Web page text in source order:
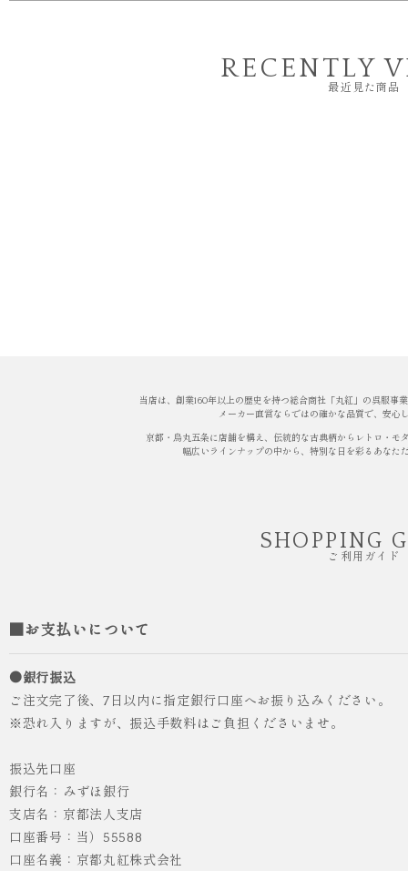
RECENTLY
最近見た商品
当店は、創業160年以上の歴史を持つ総合商社「丸紅」の呉服事
メーカー直営ならではの確かな品質で、安心
京都・烏丸五条に店舗を構え、伝統的な古典柄からレトロ・モ
幅広いラインナップの中から、特別な日を彩るあなた
SHOPPING
ご利用ガイド
■お支払いについて
●銀行振込
ご注文完了後、7日以内に指定銀行口座へお振り込みください。
※恐れ入りますが、振込手数料はご負担くださいませ。
振込先口座
銀行名：みずほ銀行
支店名：京都法人支店
口座番号：当）55588
口座名義：京都丸紅株式会社